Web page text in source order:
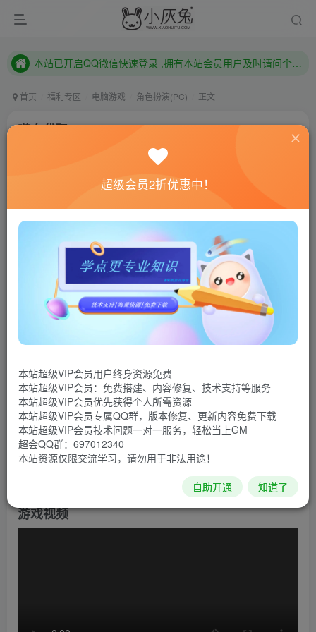
本站已开启QQ微信快速登录 ,拥有本站会员用户及时请问个人中心绑定！
本站已开启QQ微信快速登录 ,拥有本站会员用户及时请问个人中心绑定！
首页 福利专区 电脑游戏 角色扮演(PC) 正文
噬血代码/Code Vein
联网教程： 内附教程
单机教程： 内附教程
不懂的话联系客服！！！
本站的资源转载自国内外各大媒体和网络，仅供试玩体
验。如果您喜欢该游戏内容，请支持正版 →→→正版购买
游戏介绍
《噬血代码》是由万代南梦宫制作的一款硬核动作角色
有超自然能力的吸血鬼。游戏中玩家可以选择一个可以提供
标记与支援的可靠角色作为自己的伙伴。你的伙伴会追击敌
人并与你进行合体攻击。当玩家HP归零时，伙伴还可以治愈
玩家。由于“吸血鬼”的设定，玩家操控的角色还有类似《东
京喰种》中“赫子”的异化器官，可以导入敌人身体进行吸
游戏视频
超级会员2折优惠中！
本站超级VIP会员用户终身资源免费
本站超级VIP会员：免费搭建、内容修复、技术支持等服务
本站超级VIP会员优先获得个人所需资源
本站超级VIP会员专属QQ群，版本修复、更新内容免费下载
本站超级VIP会员技术问题一对一服务，轻松当上GM
超会QQ群：697012340
本站资源仅限交流学习，请勿用于非法用途！
自助开通 知道了